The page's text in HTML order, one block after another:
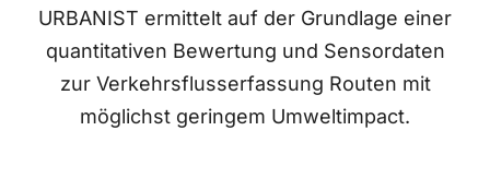
URBANIST ermittelt auf der Grundlage einer
quantitativen Bewertung und Sensordaten
zur Verkehrsflusserfassung Routen mit
möglichst geringem Umweltimpact.